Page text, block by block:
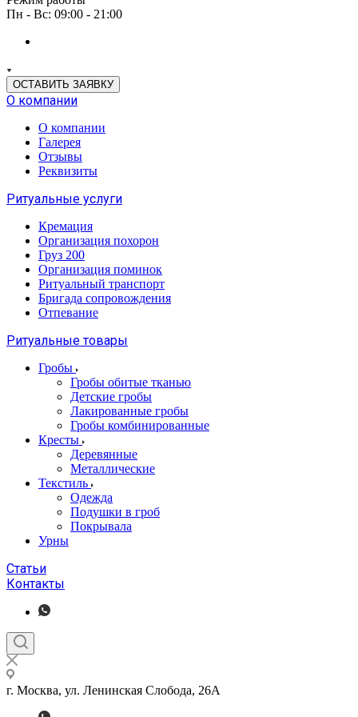
Пн - Вс: 09:00 - 21:00
ОСТАВИТЬ ЗАЯВКУ
О компании
О компании
Галерея
Отзывы
Реквизиты
Ритуальные услуги
Кремация
Организация похорон
Груз 200
Организация поминок
Ритуальный транспорт
Бригада сопровождения
Отпевание
Ритуальные товары
Гробы
Гробы обитые тканью
Детские гробы
Лакированные гробы
Гробы комбинированные
Кресты
Деревянные
Металлические
Текстиль
Одежда
Подушки в гроб
Покрывала
Урны
Статьи
Контакты
г. Москва, ул. Ленинская Слобода, 26А